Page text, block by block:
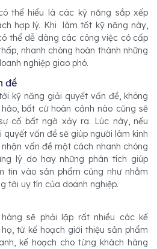
thể hiểu là các kỹ năng sắp xếp
hợp lý. Khi làm tốt kỹ năng này,
thể dễ dàng các công việc có cấp
nhanh chóng hoàn thành những
nghiệp giao phó.
đề
kỹ năng giải quyết vấn đề, không
bất cứ hoàn cảnh nào cũng sẽ
cố bất ngờ xảy ra. Lúc này, nếu
vấn đề sẽ giúp người làm kinh
vấn đề một cách nhanh chóng
lý do hay những phân tích giúp
tin vào sản phẩm cũng như nhằm
tới uy tín của doanh nghiệp.
sẽ phải lập rất nhiều các kế
từ kế hoạch giới thiệu sản phẩm
kế hoạch cho từng khách hàng